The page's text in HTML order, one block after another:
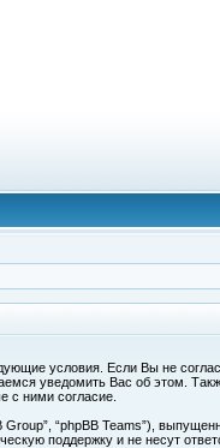
условия. Если Вы не
уведомить Вас об этом.
с ними согласие.
“phpBB Teams”),
поддержку и не несут